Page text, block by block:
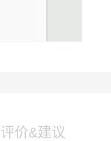
评价&建议